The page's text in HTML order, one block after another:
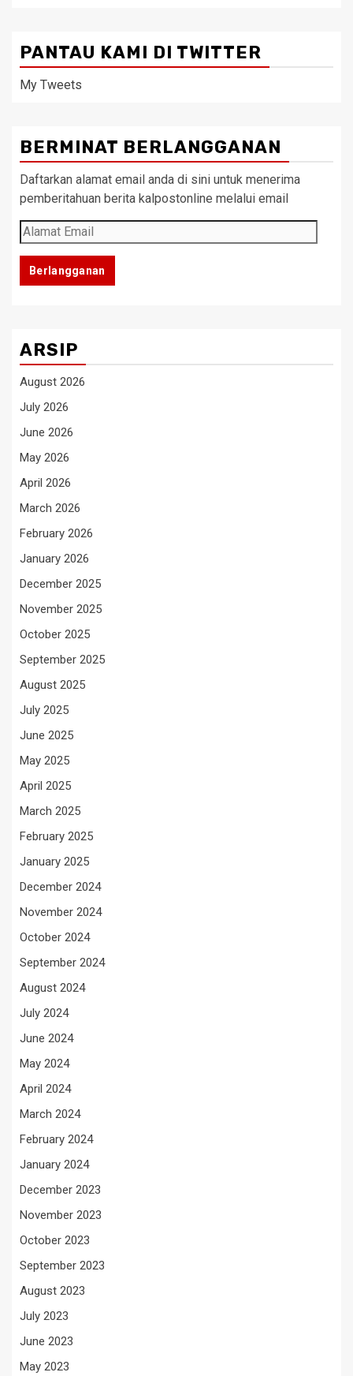
PANTAU KAMI DI TWITTER
My Tweets
BERMINAT BERLANGGANAN
Daftarkan alamat email anda di sini untuk menerima
pemberitahuan berita kalpostonline melalui email
Alamat
Email
Berlangganan
ARSIP
August 2026
July 2026
June 2026
May 2026
April 2026
March 2026
February 2026
January 2026
December 2025
November 2025
October 2025
September 2025
August 2025
July 2025
June 2025
May 2025
April 2025
March 2025
February 2025
January 2025
December 2024
November 2024
October 2024
September 2024
August 2024
July 2024
June 2024
May 2024
April 2024
March 2024
February 2024
January 2024
December 2023
November 2023
October 2023
September 2023
August 2023
July 2023
June 2023
May 2023